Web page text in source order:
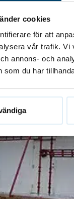
cookies
för att
vår trafik. Vi
annons- och
som du har